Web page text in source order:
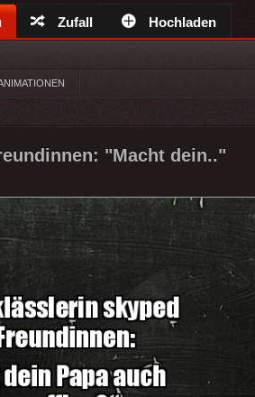
Zufall Hochladen
"Macht dein.."